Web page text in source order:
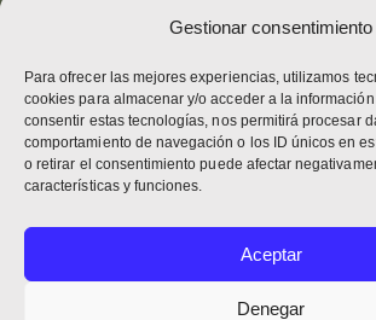
Gestionar consentimiento
Para ofrecer las mejores experiencias, utilizamos
cookies para almacenar y/o acceder a la información
consentir estas tecnologías, nos permitirá procesar
comportamiento de navegación o los ID únicos en
o retirar el consentimiento puede afectar
características y funciones.
Aceptar
Denegar
REDES SOCIALES
CRÉDITOS
Fotos de la página